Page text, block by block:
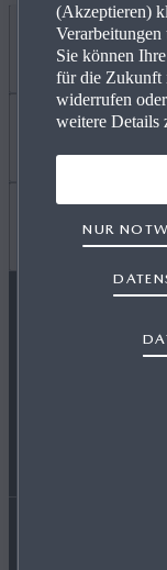
Jetzt entdecken
SERVICE &
KARRIERE /
Wissenswertes
(Akzeptieren)
Sie können
für die Zukunft
widerrufen
weitere Details
NUR